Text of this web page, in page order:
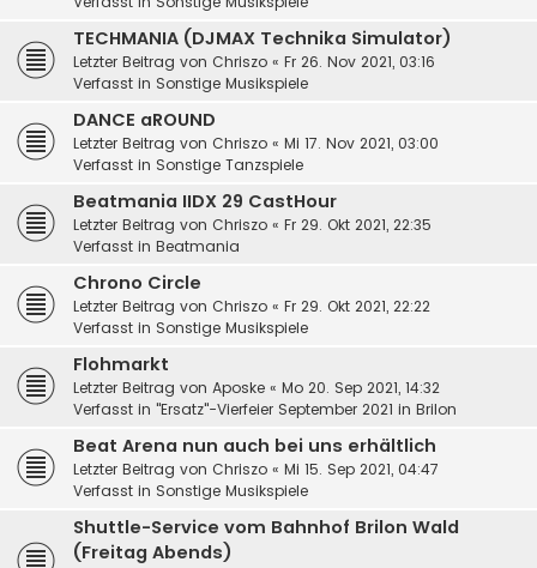
TECHMANIA (DJMAX Technika Simulator)
Letzter Beitrag von Chriszo « Fr 26. Nov 2021, 03:16
Verfasst in Sonstige Musikspiele
DANCE aROUND
Letzter Beitrag von Chriszo « Mi 17. Nov 2021, 03:00
Verfasst in Sonstige Tanzspiele
Beatmania IIDX 29 CastHour
Letzter Beitrag von Chriszo « Fr 29. Okt 2021, 22:35
Verfasst in Beatmania
Chrono Circle
Letzter Beitrag von Chriszo « Fr 29. Okt 2021, 22:22
Verfasst in Sonstige Musikspiele
Flohmarkt
Letzter Beitrag von Aposke « Mo 20. Sep 2021, 14:32
Verfasst in "Ersatz"-Vierfeier September 2021 in Brilon
Beat Arena nun auch bei uns erhältlich
Letzter Beitrag von Chriszo « Mi 15. Sep 2021, 04:47
Verfasst in Sonstige Musikspiele
Shuttle-Service vom Bahnhof Brilon Wald
(Freitag Abends)